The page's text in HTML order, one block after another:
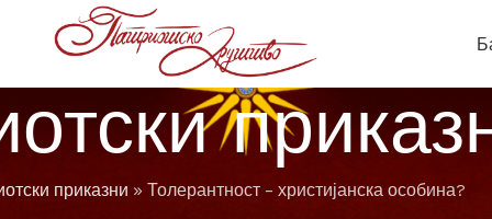
приказни » Толерантност – христијанска особина?